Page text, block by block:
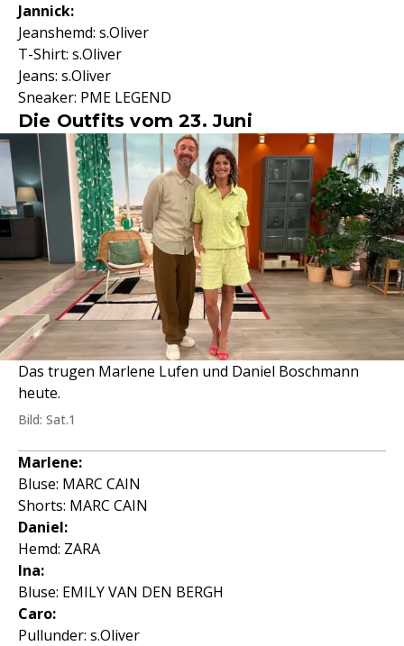
Jannick:
Jeanshemd: s.Oliver
T-Shirt: s.Oliver
Jeans: s.Oliver
Sneaker: PME LEGEND
Die Outfits vom 23. Juni
Das trugen Marlene Lufen und Daniel Boschmann
heute.
Bild: Sat.1
Marlene:
Bluse: MARC CAIN
Shorts: MARC CAIN
Daniel:
Hemd: ZARA
Ina:
Bluse: EMILY VAN DEN BERGH
Caro:
Pullunder: s.Oliver